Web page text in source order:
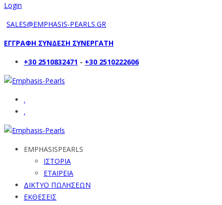
Login
SALES@EMPHASIS-PEARLS.GR
ΕΓΓΡΑΦΗ ΣΥΝΔΕΣΗ ΣΥΝΕΡΓΑΤΗ
+30 2510832471 - +30 2510222606
.
.
EMPHASISPEARLS
ΙΣΤΟΡΙΑ
ΕΤΑΙΡΕΙΑ
ΔΙΚΤΥΟ ΠΩΛΗΣΕΩΝ
ΕΚΘΕΣΕΙΣ